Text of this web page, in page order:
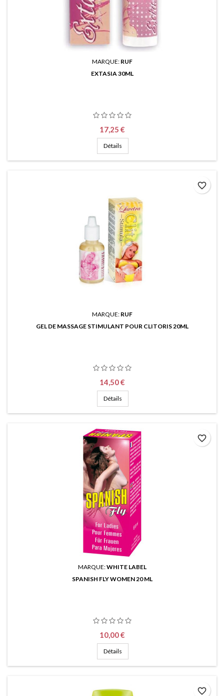
MARQUE: RUF
EXTASIA 30ML
Prix
17,25 €
Détails
MARQUE: RUF
GEL DE MASSAGE STIMULANT POUR CLITORIS 20ML
Prix
14,50 €
Détails
favorite_border
MARQUE:WHITE LABEL
SPANISH FLY WOMEN 20 ML
Prix
10,00 €
Détails
favorite_border
favorite_border